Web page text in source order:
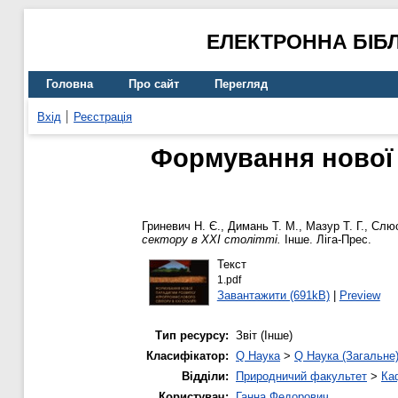
ЕЛЕКТРОННА
Головна Про сайт Перегляд
Вхід Реєстрація
Формування нової
Гриневич Н. Є., Димань Т. М., Мазур Т. Г.,
сектору в ХХІ столітті.
Інше. Ліга-Прес.
Текст
1.pdf
Завантажити (691kB)| Preview
Тип ресурсу: Звіт (Інше)
Класифікатор: Q Наука> Q Наука (Загальне)
Відділи:
Природничий факультет >